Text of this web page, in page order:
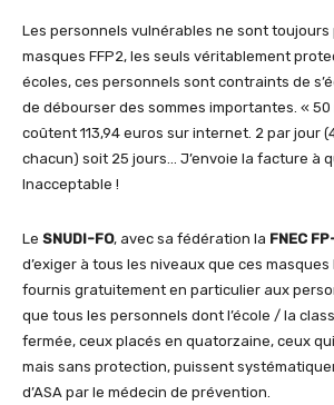
Les personnels vulnérables ne sont toujours
masques FFP2, les seuls véritablement
écoles, ces personnels sont contraints de
de débourser des sommes importantes. « 50
coûtent 113,94 euros sur internet. 2 par jour
chacun) soit 25 jours… J’envoie la facture à
Inacceptable !
Le SNUDI-FO, avec sa fédération la FNEC
d’exiger à tous les niveaux que ces
fournis gratuitement en particulier aux
que tous les personnels dont l’école / la
fermée, ceux placés en quatorzaine, ceux
mais sans protection, puissent
d’ASA par le médecin de prévention.